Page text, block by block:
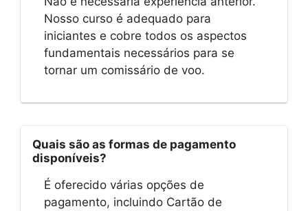
Nosso curso é adequado para
iniciantes e cobre todos os aspectos
fundamentais necessários para se
tornar um comissário de voo.
Quais são as formas de pagamento
disponíveis?
É oferecido várias opções de
pagamento, incluindo Cartão de